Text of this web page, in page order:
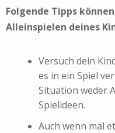
Folgende Tipps
Alleinspielen deines
Versuch dein
es in ein Spiel
Situation weder
Spielideen.
Auch wenn mal